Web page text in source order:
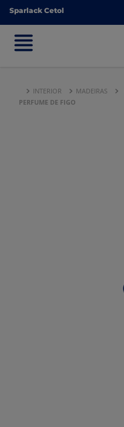
Sparlack Cetol
Sparlack Cetol
INTERIOR MADEIRAS
PERFUME DE FIGO